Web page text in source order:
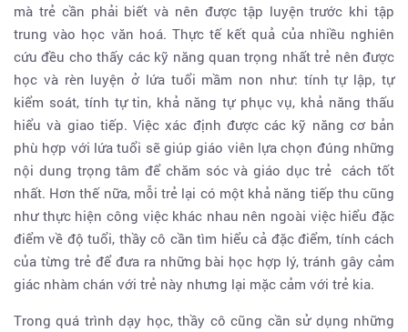
mà trẻ cần phải biết và nên được tập luyện trước khi tập
trung vào học văn hoá. Thực tế kết quả của nhiều nghiên
cứu đều cho thấy các kỹ năng quan trọng nhất trẻ nên được
học và rèn luyện ở lứa tuổi mầm non như: tính tự lập, tự
kiểm soát, tính tự tin, khả năng tự phục vụ, khả năng thấu
hiểu và giao tiếp. Việc xác định được các kỹ năng cơ bản
phù hợp với lứa tuổi sẽ giúp giáo viên lựa chọn đúng những
nội dung trọng tâm để chăm sóc và giáo dục trẻ cách tốt
nhất. Hơn thế nữa, mỗi trẻ lại có một khả năng tiếp thu cũng
như thực hiện công việc khác nhau nên ngoài việc hiểu đặc
điểm về độ tuổi, thầy cô cần tìm hiểu cả đặc điểm, tính cách
của từng trẻ để đưa ra những bài học hợp lý, tránh gây cảm
giác nhàm chán với trẻ này nhưng lại mặc cảm với trẻ kia.
Trong quá trình dạy học, thầy cô cũng cần sử dụng những